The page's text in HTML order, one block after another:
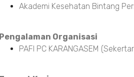
Akademi Kesehatan Bintang
Pengalaman Organisasi
PAFI PC KARANGASEM